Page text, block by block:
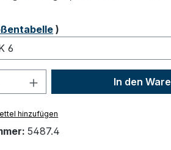
)
Anzahl: Gib denIn den
hinzufügen
5487.4